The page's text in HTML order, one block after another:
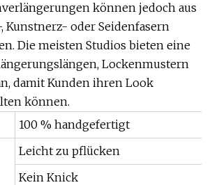
können jedoch aus
Kunstnerz- oder Seidenfasern
Die meisten Studios bieten eine
Lockenmustern
damit Kunden ihren Look
können.
100 % handgefertigt
Leicht zu pflücken
Kein Knick